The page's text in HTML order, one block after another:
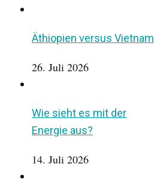
Äthiopien versus Vietnam
26. Juli 2026
Wie sieht es mit der
Energie aus?
14. Juli 2026